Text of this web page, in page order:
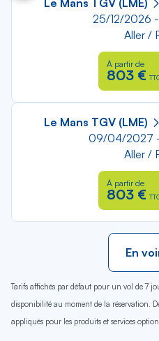
Le Mans TGV (LME)
25/12/2026
Aller /
À partir de
803 €
Le Mans TGV (LME)
09/04/2027
Aller /
À partir de
803 €
En
Tarifs affichés par défaut pour un vol de 7
disponibilité au moment de la réservation.
appliqués pour les produits et services